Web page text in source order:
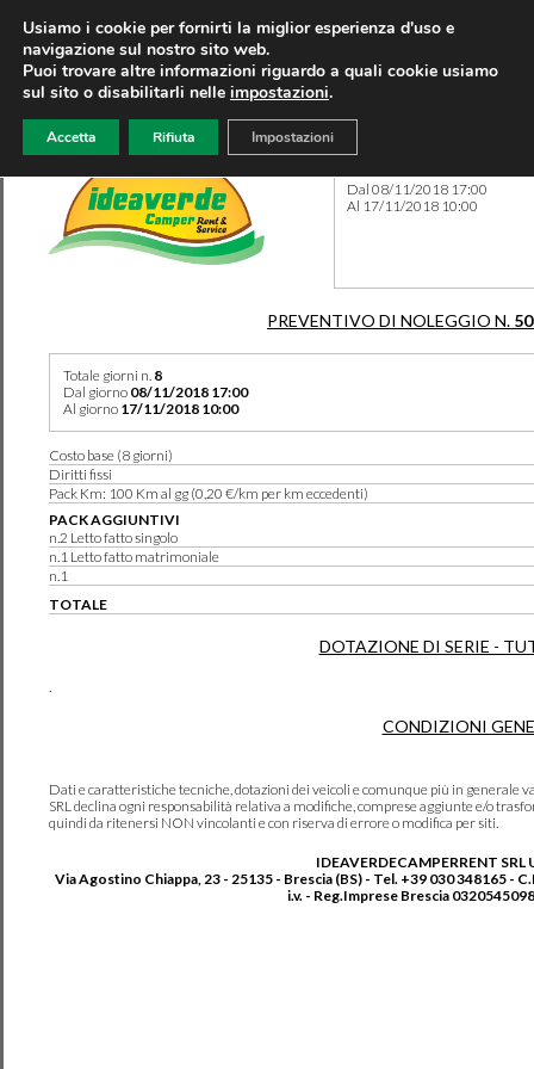
Dal 08/11/2018 17:00
Al 17/11/2018 10:00
PREVENTIVO DI NOLEGGIO N.
Totale giorni n. 8
Dal giorno 08/11/2018 17:00
Al giorno 17/11/2018 10:00
Costo base (8 giorni)
Diritti fissi
Pack Km: 100 Km al gg (0,20 €/km per km eccedenti)
PACK AGGIUNTIVI
n.2 Letto fatto singolo
n.1 Letto fatto matrimoniale
n.1
TOTALE
DOTAZIONE DI SERIE -
CONDIZIONI
Dati e caratteristiche tecniche, dotazioni dei veicoli e comunque più in generale
SRL declina ogni responsabilità relativa a modifiche, comprese aggiunte e/o
quindi da ritenersi NON vincolanti e con riserva di errore o modifica per siti.
IDEAVERDECAMPERRENT SRL
Via Agostino Chiappa, 23 - 25135 - Brescia (BS) - Tel. +39 030 348165 -
i.v. - Reg.Imprese Brescia
Usiamo i cookie per fornirti la miglior esperienza d'uso e
navigazione sul nostro sito web.
Puoi trovare altre informazioni riguardo a quali cookie usiamo
sul sito o disabilitarli nelle impostazioni.
Accetta Rifiuta Impostazioni